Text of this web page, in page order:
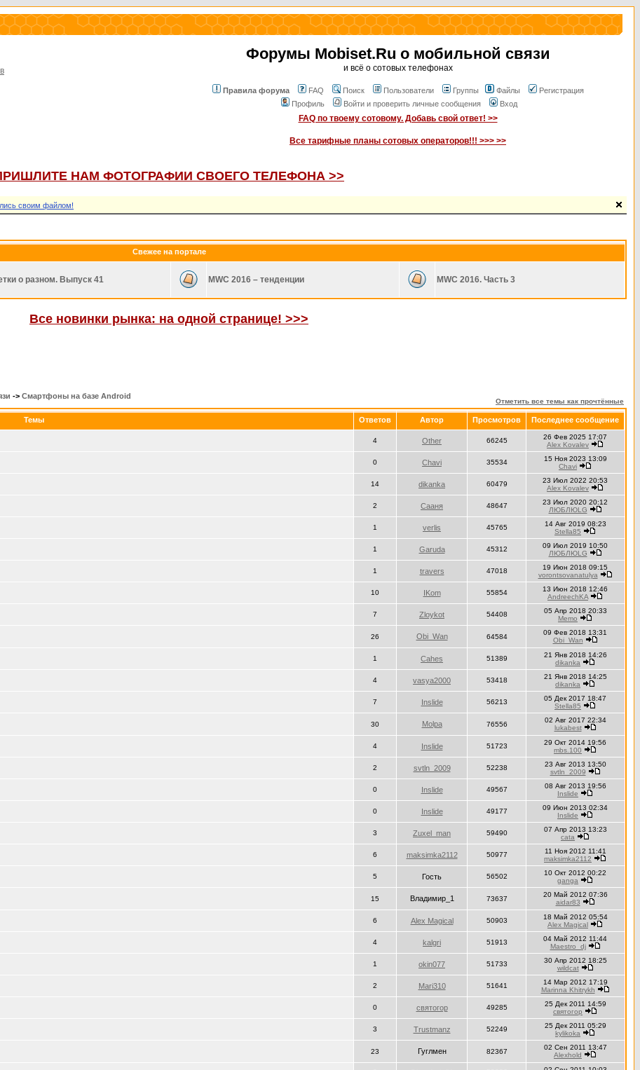
Форумы Mobiset.Ru о мобильной связи
и всё о сотовых телефонах
Правила форума FAQ Поиск Пользователи Группы Файлы
Регистрация
Профиль
Войти и проверить личные сообщения Вход
FAQ по твоему сотовому. Добавь свой ответ! >>
Все тарифные планы сотовых операторов!!! >>> >>
НАМ ФОТОГРАФИИ СВОЕГО ТЕЛЕФОНА >>
своим файлом!
Свежее на портале
о разном. Выпуск 41 MWC 2016 – тенденции MWC 2016. Часть 3
Все новинки рынка: на одной странице! >>>
-> Смартфоны на базе Android
Отметить все темы как прочтённые
Темы Ответов Автор Просмотров Последнее сообщение
4 Other 66245
26 Фев 2025 17:07
Alex Kovalev
0 Chavi 35534
15 Ноя 2023 13:09
Chavi
14 dikanka 60479
23 Июл 2022 20:53
Alex Kovalev
2 Сааня 48647
23 Июл 2020 20:12
ЛЮБЛЮLG
1 verlis 45765
14 Авг 2019 08:23
Stella85
1 Garuda 45312
09 Июл 2019 10:50
ЛЮБЛЮLG
1 travers 47018
19 Июн 2018 09:15
vorontsovanatulya
10 IKom 55854
13 Июн 2018 12:46
AndreechKA
7 Zloykot 54408
05 Апр 2018 20:33
Memo
26 Obi_Wan 64584
09 Фев 2018 13:31
Obi_Wan
1 Cahes 51389
21 Янв 2018 14:26
dikanka
4 vasya2000 53418
21 Янв 2018 14:25
dikanka
7 Inslide 56213
05 Дек 2017 18:47
Stella85
30 Molpa 76556
02 Авг 2017 22:34
lukabest
4 Inslide 51723
29 Окт 2014 19:56
mbs.100
2 svtln_2009 52238
23 Авг 2013 13:50
svtln_2009
0 Inslide 49567
08 Авг 2013 19:56
Inslide
0 Inslide 49177
09 Июн 2013 02:34
Inslide
3 Zuxel_man 59490
07 Апр 2013 13:23
cata
6 maksimka2112 50977
11 Ноя 2012 11:41
maksimka2112
5 Гость 56502
10 Окт 2012 00:22
ganga
15 Владимир_1 73637
20 Май 2012 07:36
aidar83
6 Alex Magical 50903
18 Май 2012 05:54
Alex Magical
4 kalgri 51913
04 Май 2012 11:44
Maestro_dj
1 okin077 51733
30 Апр 2012 18:25
wildcat
2 Маri310 51641
14 Мар 2012 17:19
Marinna Khitrykh
0 святогор 49285
25 Дек 2011 14:59
святогор
3 Trustmanz 52249
25 Дек 2011 05:29
kylikoka
23 Гуглмен 82367
02 Сен 2011 13:47
Alexhold